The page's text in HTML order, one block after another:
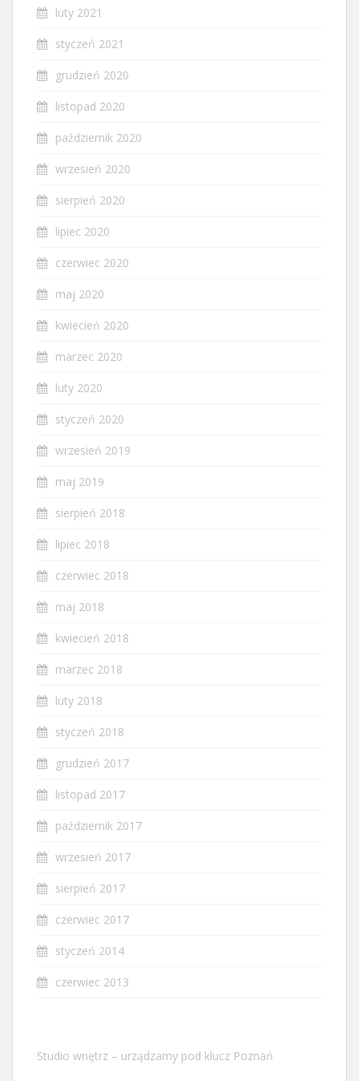
luty 2021
styczeń 2021
grudzień 2020
listopad 2020
październik 2020
wrzesień 2020
sierpień 2020
lipiec 2020
czerwiec 2020
maj 2020
kwiecień 2020
marzec 2020
luty 2020
styczeń 2020
wrzesień 2019
maj 2019
sierpień 2018
lipiec 2018
czerwiec 2018
maj 2018
kwiecień 2018
marzec 2018
luty 2018
styczeń 2018
grudzień 2017
listopad 2017
październik 2017
wrzesień 2017
sierpień 2017
czerwiec 2017
styczeń 2014
czerwiec 2013
Studio wnętrz – urządzamy pod klucz Poznań